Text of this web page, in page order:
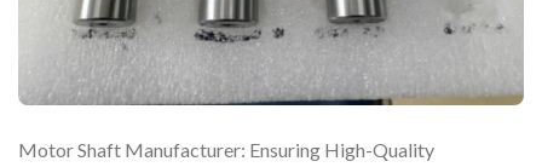
Motor Shaft Manufacturer: Ensuring High-Quality